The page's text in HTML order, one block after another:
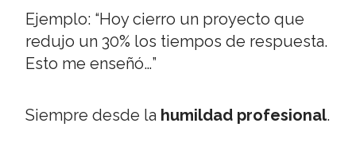
Ejemplo: “Hoy cierro un proyecto que
redujo un 30% los tiempos de respuesta.
Esto me enseñó…”
Siempre desde la humildad profesional.